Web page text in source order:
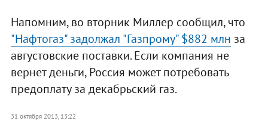
Напомним, во вторник Миллер сообщил, что
"Нафтогаз" задолжал "Газпрому" $882 млн за
августовские поставки. Если компания не
вернет деньги, Россия может потребовать
предоплату за декабрьский газ.
31 октября 2013, 13:22